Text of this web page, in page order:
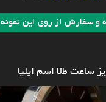
و سفارش از روی این نمونه
ساعت طلا اسم ایلیا